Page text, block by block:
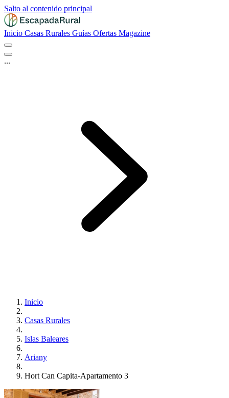
Salto al contenido principal
Inicio Casas Rurales Guías Ofertas Magazine
...
Inicio
Casas Rurales
Islas Baleares
Ariany
Hort Can Capita-Apartamento 3